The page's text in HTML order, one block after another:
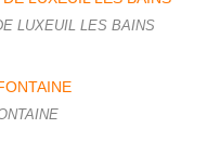
LUXEUIL LES BAINS